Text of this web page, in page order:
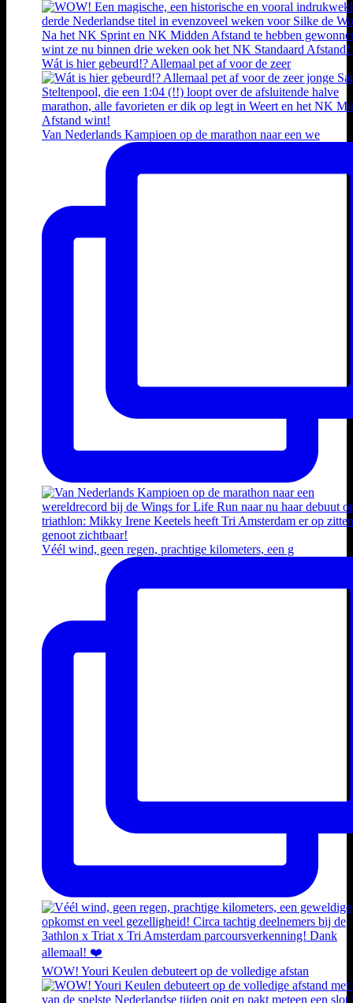
Wát is hier gebeurd!? Allemaal pet af voor de zeer
Van Nederlands Kampioen op de marathon naar een we
Véél wind, geen regen, prachtige kilometers, een g
WOW! Youri Keulen debuteert op de volledige afstan